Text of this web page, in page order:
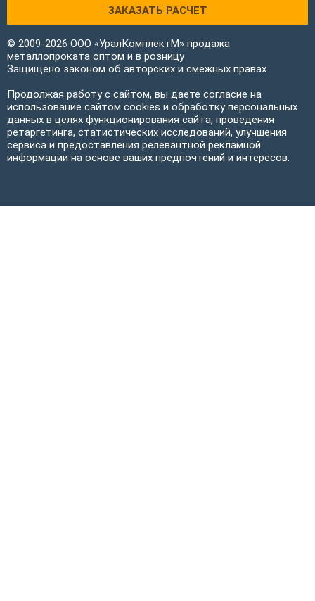
ЗАКАЗАТЬ РАСЧЕТ
© 2009-2026 ООО «УралКомплектМ» продажа
металлопроката оптом и в розницу
Защищено законом об авторских и смежных правах
Продолжая работу с сайтом, вы даете согласие на
использование сайтом cookies и обработку персональных
данных в целях функционирования сайта, проведения
ретаргетинга, статистических исследований, улучшения
сервиса и предоставления релевантной рекламной
информации на основе ваших предпочтений и интересов.